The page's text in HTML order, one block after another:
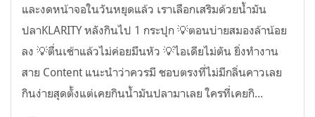
และงดหน้าจอในวันหยุดแล้ว เราเลือกเสริมด้วยน้ำมัน
ปลาKLARITY หลังกินไป 1 กระปุก 💡ตอนบ่ายสมองล้าน้อย
ลง 💡ตื่นเช้าแล้วไม่ค่อยมึนหัว 💡ไอเดียไม่ตัน ยิ่งทำงาน
สาย Content แนะนำว่าควรมี ชอบตรงที่ไม่มีกลิ่นคาวเลย
กินง่ายสุดตั้งแต่เคยกินน้ำมันปลามาเลย ใครที่เคยกิ...